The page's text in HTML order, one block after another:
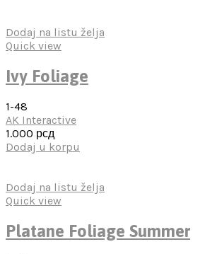
Dodaj na listu želja
Quick view
Ivy Foliage
1-48
AK Interactive
1.000 рсд
Dodaj u korpu
Dodaj na listu želja
Quick view
Platane Foliage Summer